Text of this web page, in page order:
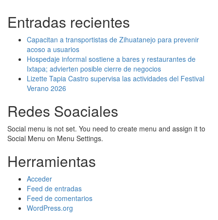
Entradas recientes
Capacitan a transportistas de Zihuatanejo para prevenir
acoso a usuarios
Hospedaje informal sostiene a bares y restaurantes de
Ixtapa; advierten posible cierre de negocios
Lizette Tapia Castro supervisa las actividades del Festival
Verano 2026
Redes Soaciales
Social menu is not set. You need to create menu and assign it to
Social Menu on Menu Settings.
Herramientas
Acceder
Feed de entradas
Feed de comentarios
WordPress.org